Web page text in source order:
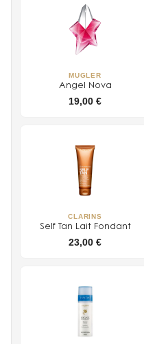
MUGLER
Angel Nova
19,00 €
CLARINS
Self Tan Lait Fondant
23,00 €